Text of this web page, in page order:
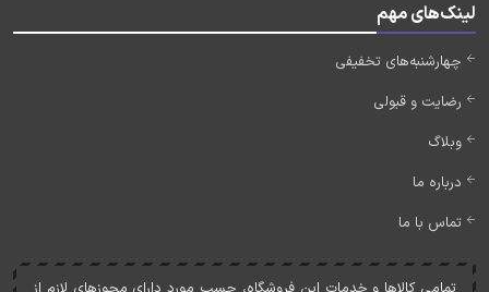
لینک‌های مهم
چهارشنبه‌های تخفیفی
رضایت و قبولی
وبلاگ
درباره ما
تماس با ما